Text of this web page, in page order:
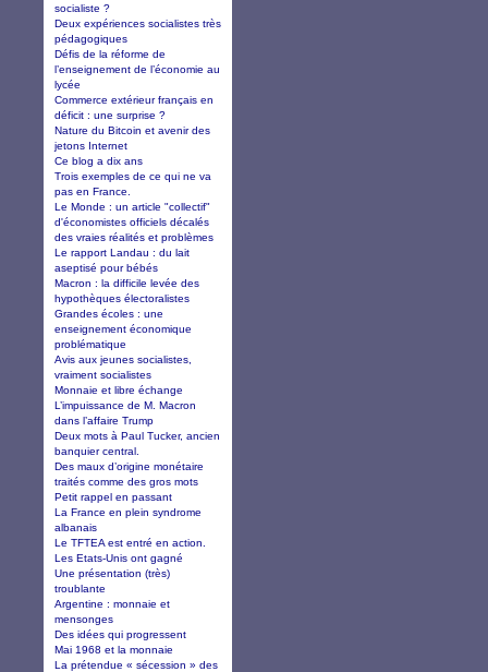
socialiste ?
Deux expériences socialistes très
pédagogiques
Défis de la réforme de
l’enseignement de l’économie au
lycée
Commerce extérieur français en
déficit : une surprise ?
Nature du Bitcoin et avenir des
jetons Internet
Ce blog a dix ans
Trois exemples de ce qui ne va
pas en France.
Le Monde : un article "collectif"
d'économistes officiels décalés
des vraies réalités et problèmes
Le rapport Landau : du lait
aseptisé pour bébés
Macron : la difficile levée des
hypothèques électoralistes
Grandes écoles : une
enseignement économique
problématique
Avis aux jeunes socialistes,
vraiment socialistes
Monnaie et libre échange
L’impuissance de M. Macron
dans l’affaire Trump
Deux mots à Paul Tucker, ancien
banquier central.
Des maux d’origine monétaire
traités comme des gros mots
Petit rappel en passant
La France en plein syndrome
albanais
Le TFTEA est entré en action.
Les Etats-Unis ont gagné
Une présentation (très)
troublante
Argentine : monnaie et
mensonges
Des idées qui progressent
Mai 1968 et la monnaie
La prétendue « sécession » des